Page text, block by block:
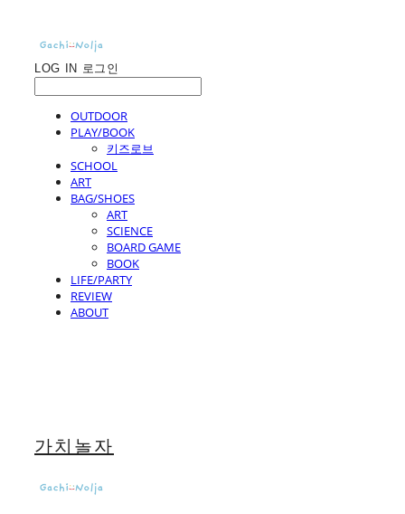
LOG IN 로그인
OUTDOOR
PLAY/BOOK
키즈로브
SCHOOL
ART
BAG/SHOES
ART
SCIENCE
BOARD GAME
BOOK
LIFE/PARTY
REVIEW
ABOUT
가치놀자